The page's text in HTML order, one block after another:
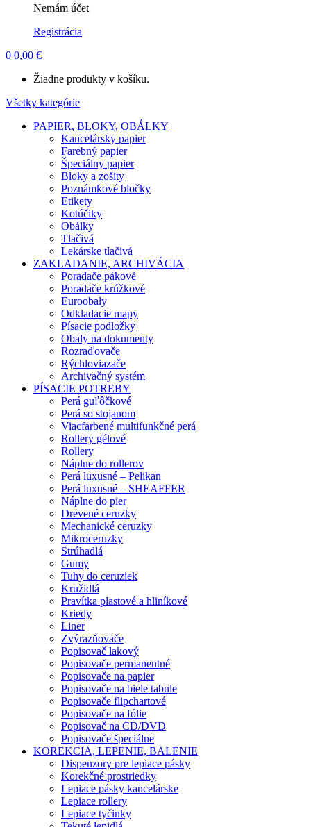
Nemám účet
Registrácia
0 0,00 €
Žiadne produkty v košíku.
Všetky kategórie
PAPIER, BLOKY, OBÁLKY
Kancelársky papier
Farebný papier
Špeciálny papier
Bloky a zošity
Poznámkové bločky
Etikety
Kotúčiky
Obálky
Tlačivá
Lekárske tlačivá
ZAKLADANIE, ARCHIVÁCIA
Poradače pákové
Poradače krúžkové
Euroobaly
Odkladacie mapy
Písacie podložky
Obaly na dokumenty
Rozraďovače
Rýchloviazače
Archivačný systém
PÍSACIE POTREBY
Perá guľôčkové
Perá so stojanom
Viacfarbené multifunkčné perá
Rollery gélové
Rollery
Náplne do rollerov
Perá luxusné – Pelikan
Perá luxusné – SHEAFFER
Náplne do pier
Drevené ceruzky
Mechanické ceruzky
Mikroceruzky
Strúhadlá
Gumy
Tuhy do ceruziek
Kružidlá
Pravítka plastové a hliníkové
Kriedy
Liner
Zvýrazňovače
Popisovač lakový
Popisovače permanentné
Popisovače na papier
Popisovače na biele tabule
Popisovače flipchartové
Popisovače na fólie
Popisovač na CD/DVD
Popisovače špeciálne
KOREKCIA, LEPENIE, BALENIE
Dispenzory pre lepiace pásky
Korekčné prostriedky
Lepiace pásky kancelárske
Lepiace rollery
Lepiace tyčinky